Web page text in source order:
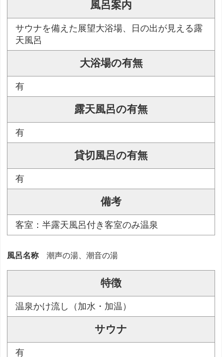
風呂案内
サウナを備えた展望大浴場、日の出が見える露
天風呂
大浴場の有無
有
露天風呂の有無
有
貸切風呂の有無
有
備考
客室：半露天風呂付き客室のみ温泉
風呂名称 潮声の湯、潮音の湯
特徴
温泉かけ流し（加水・加温）
サウナ
有